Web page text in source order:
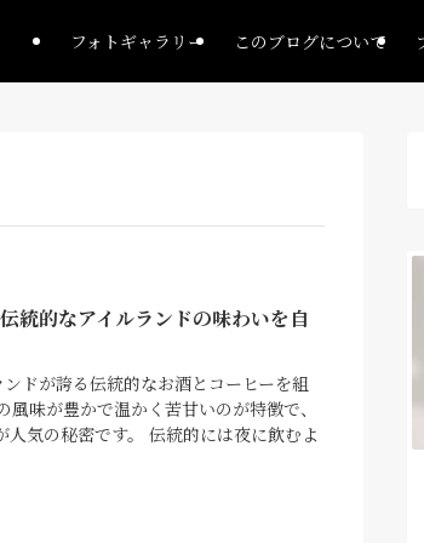
フォトギャラリー このブログについて
統的なアイルランドの味わいを自
ドが誇る伝統的なお酒とコーヒーを組
味が豊かで温かく苦甘いのが特徴で、
気の秘密です。 伝統的には夜に飲むよ